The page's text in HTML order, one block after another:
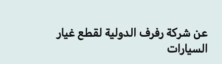
عن شركة رفرف الدولية لقطع غيار
السيارات